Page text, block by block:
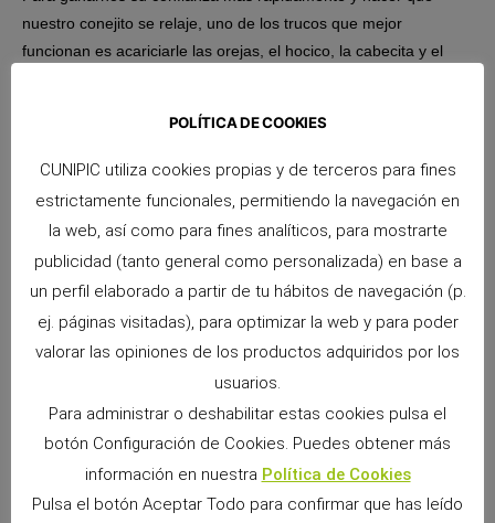
nuestro conejito se relaje, uno de los trucos que mejor
funcionan es acariciarle las orejas, el hocico, la cabecita y el
¡Esperamos que estos consejos sean de ayuda! Para
completar este articulo te adjuntamos el siguiente video para
que puedas seguir informándote.
POLÍTICA DE COOKIES
CUNIPIC utiliza cookies propias y de terceros para fines
estrictamente funcionales, permitiendo la navegación en
la web, así como para fines analíticos, para mostrarte
publicidad (tanto general como personalizada) en base a
un perfil elaborado a partir de tu hábitos de navegación (p.
ej. páginas visitadas), para optimizar la web y para poder
valorar las opiniones de los productos adquiridos por los
usuarios.
Para administrar o deshabilitar estas cookies pulsa el
botón Configuración de Cookies. Puedes obtener más
información en nuestra Política de Cookies
Pulsa el botón Aceptar Todo para confirmar que has leído